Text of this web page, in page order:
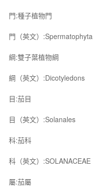
門:種子植物門
門（英文）:Spermatophyta
綱:雙子葉植物綱
綱（英文）:Dicotyledons
目:茄目
目（英文）:Solanales
科:茄科
科（英文）:SOLANACEAE
屬:茄屬